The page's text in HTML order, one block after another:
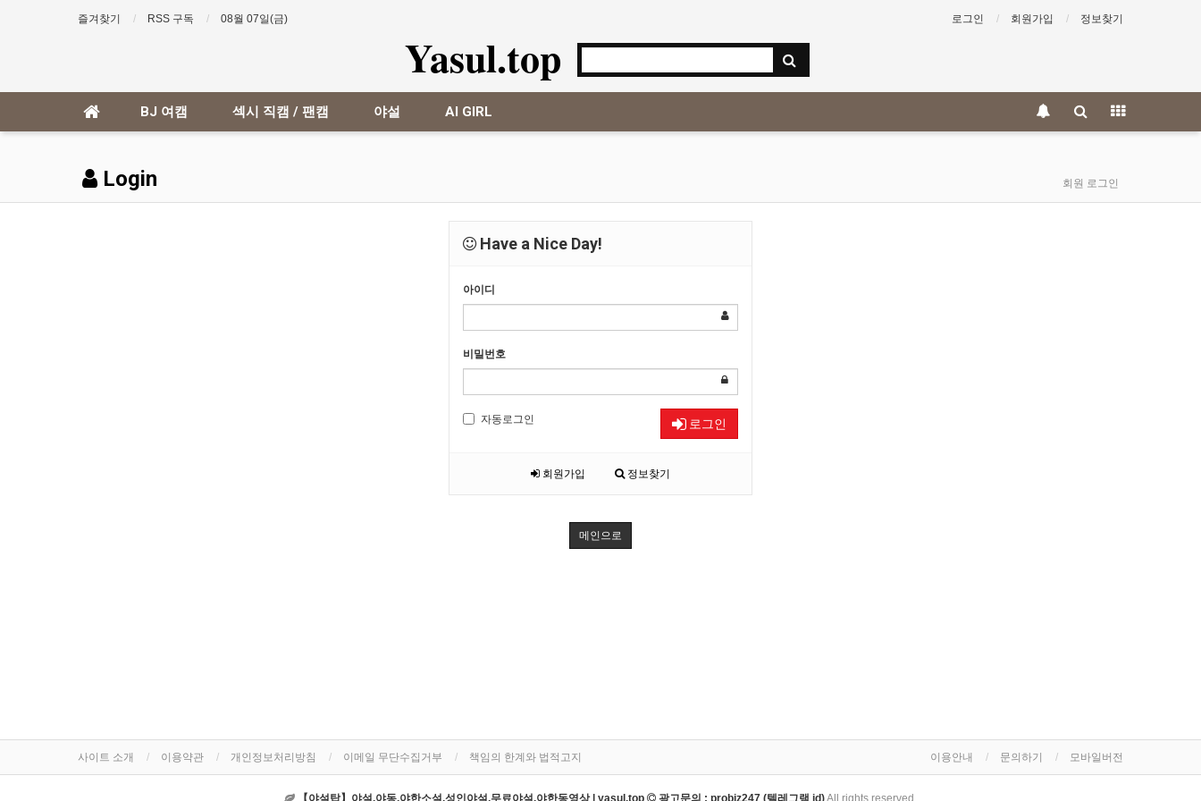
즐겨찾기 RSS 구독 08월 07일(금) 로그인 회원가입 정보찾기
Yasul.top
BJ 여캠 섹시 직캠 / 팬캠 야설 AI GIRL
Login 회원 로그인
Have a Nice Day!
아이디
비밀번호
자동로그인 로그인
회원가입 정보찾기
메인으로
사이트 소개 이용약관 개인정보처리방침 이메일 무단수집거부 책임의 한계와 법적고지 이용안내 문의하기 모바일버전
【야설탑】야설,야동,야한소설,성인야설,무료야설,야한동영상 | yasul.top 광고문의 : probiz247 (텔레그램 id)All rights reserved.